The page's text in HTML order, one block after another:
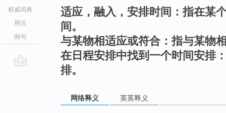
权威词典
用法
例句
适应，融入，安排时间：指在某
间。
与某物相适应或符合：指与某物
在日程安排中找到一个时间安排
排。
网络释义 英英释义